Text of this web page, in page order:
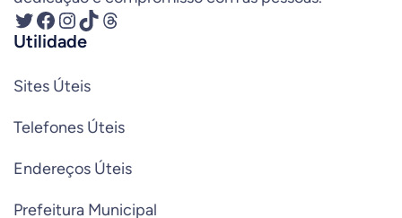
Twitter Facebook InstagramTikTok Threads
Utilidade
Sites Úteis
Telefones Úteis
Endereços Úteis
Prefeitura Municipal